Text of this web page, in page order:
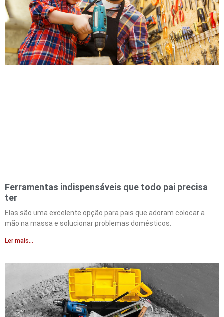
Ferramentas indispensáveis que todo pai precisa
ter
Elas são uma excelente opção para pais que adoram colocar a
mão na massa e solucionar problemas domésticos.
Ler mais...